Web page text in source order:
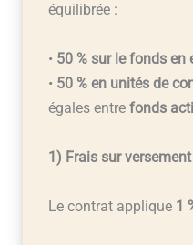
équilibrée :
• 50 % sur le fonds en
• 50 % en unités de
égales entre fonds
1) Frais sur versement
Le contrat applique 1